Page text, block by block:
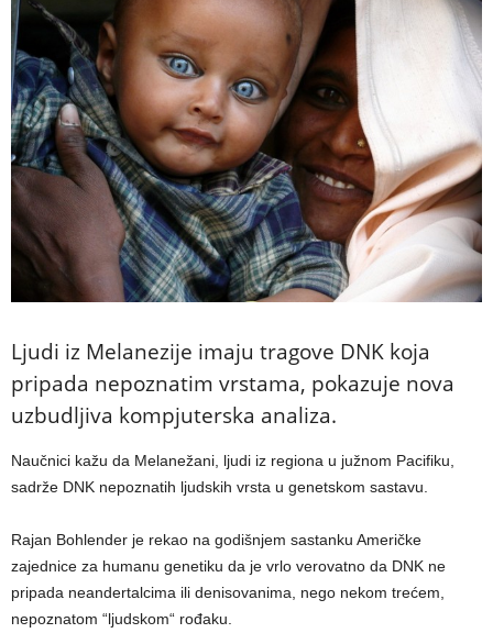
Ljudi iz Melanezije imaju tragove DNK koja
pripada nepoznatim vrstama, pokazuje nova
uzbudljiva kompjuterska analiza.
Naučnici kažu da Melanežani, ljudi iz regiona u južnom Pacifiku,
sadrže DNK nepoznatih ljudskih vrsta u genetskom sastavu.
Rajan Bohlender je rekao na godišnjem sastanku Američke
zajednice za humanu genetiku da je vrlo verovatno da DNK ne
pripada neandertalcima ili denisovanima, nego nekom trećem,
nepoznatom “ljudskom“ rođaku.